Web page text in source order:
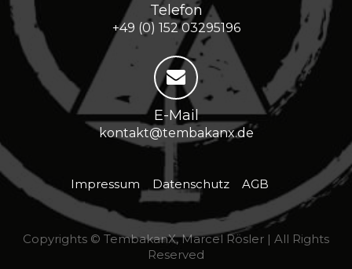
Telefon
+49 (0) 152 03295196
E-Mail
kontakt@tembakanx.de
Impressum Datenschutz AGB
Copyrights © TembakanX, Marcel Rösler | All Rights
Reserved